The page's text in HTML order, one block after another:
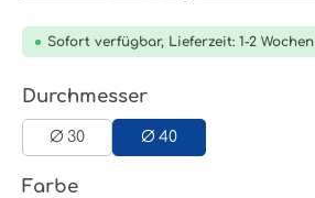
Sofort verfügbar, Lieferzeit: 1-2 Wochen
Durchmesserauswählen
Ø 30 Ø 40
Farbeauswählen